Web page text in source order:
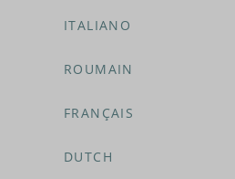
ITALIANO
ROUMAIN
FRANÇAIS
DUTCH